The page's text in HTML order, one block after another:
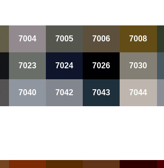
7004 7005 7006 7008
7023 7024 7026 7030
7040 7042 7043 7044